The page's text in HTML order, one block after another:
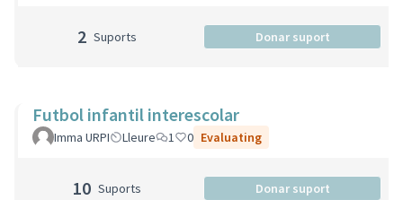
2 Suports Donar suport
Futbol infantil interescolar
Imma URPI Lleure 1 0 Evaluating
10 Suports Donar suport